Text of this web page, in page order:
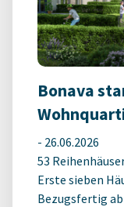
Bonava
- 26.06.2026
53
Erste sieben
Bezugsfertig